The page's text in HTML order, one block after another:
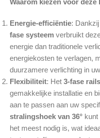
Waarom kiezen voor deze
Energie-efficiëntie:
fase systeem verbruikt
energie dan traditionele
energiekosten te verlagen,
duurzamere verlichting in
Flexibiliteit: Het 3-fase
gemakkelijke installatie en
aan te passen aan uw
stralingshoek van 36° kunt
het meest nodig is, wat